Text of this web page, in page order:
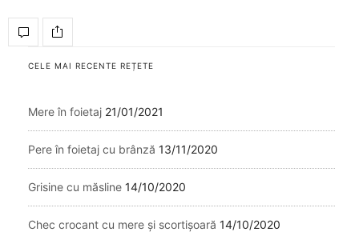
CELE MAI RECENTE REȚETE
Mere în foietaj 21/01/2021
Pere în foietaj cu brânză 13/11/2020
Grisine cu măsline 14/10/2020
Chec crocant cu mere și scortișoară 14/10/2020